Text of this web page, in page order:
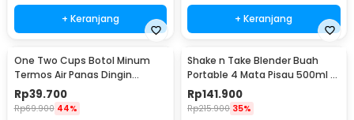
+ Keranjang + Keranjang
One Two Cups Botol Minum
Termos Air Panas Dingin
Stainless Steel 260ml -
AQW575
Rp39.700
Rp69.900 44%
Shake n Take Blender Buah
Portable 4 Mata Pisau 500ml -
VT-04
Rp141.900
Rp215.900 35%